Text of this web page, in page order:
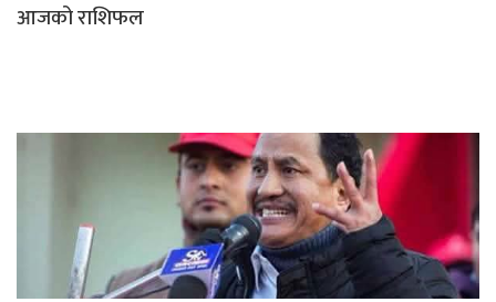
आजको राशिफल